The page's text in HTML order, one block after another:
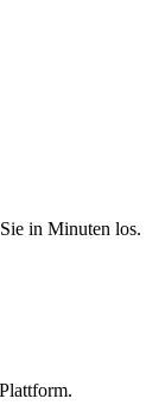
in Minuten los.